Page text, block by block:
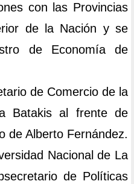
con las Provincias
de la Nación y se
de Economía de
de Comercio de la
Batakis al frente de
de Alberto Fernández.
Nacional de La
de Políticas